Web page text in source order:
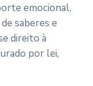
emocional,
saberes e
direito à
por lei,